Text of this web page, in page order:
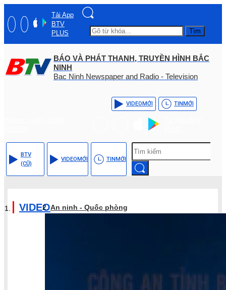
Tải App
BTV
PLUS
Tìm
BÁO VÀ PHÁT THANH, TRUYỀN HÌNH BẮC
NINH
Bac Ninh Newspaper and Radio - Television
VIDEOMỚI TINMỚI
BTV
(CŨ)
VIDEOMỚI TINMỚI
VIDEOAn ninh - Quốc phòng